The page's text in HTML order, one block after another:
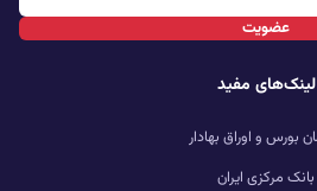
عضویت
لینک‌های مفید
بورس و اوراق بهادار
بانک مرکزی ایران